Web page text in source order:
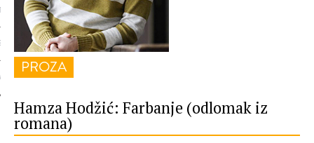
PROZA
Hamza Hodžić: Farbanje (odlomak iz
romana)